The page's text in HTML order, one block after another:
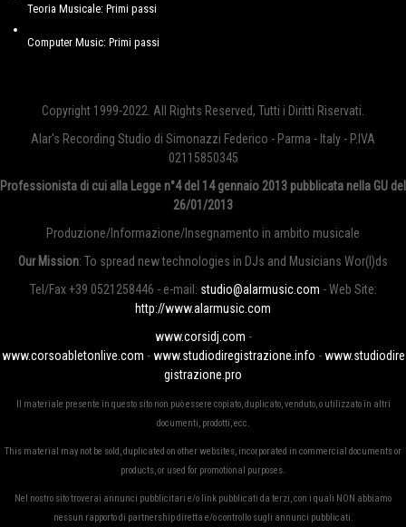
Teoria Musicale: Primi passi
Computer Music: Primi passi
Copyright 1999-2022. All Rights Reserved, Tutti i Diritti Riservati.
Alar's Recording Studio di Simonazzi Federico - Parma - Italy - P.IVA
02115850345
Professionista di cui alla Legge n°4 del 14 gennaio 2013 pubblicata nella GU del
26/01/2013
Produzione/Informazione/Insegnamento in ambito musicale
Our Mission: To spread new technologies in DJs and Musicians Wor(l)ds
Tel/Fax +39 0521258446 - e-mail: studio@alarmusic.com - Web Site:
http://www.alarmusic.com
www.corsidj.com -
www.corsoabletonlive.com -www.studiodiregistrazione.info -www.studiodire
gistrazione.pro
Il materiale presente in questo sito non può essere copiato, duplicato, venduto, o utilizzato in altri
documenti, prodotti, ecc.
This material may not be sold, duplicated on other websites, incorporated in commercial documents or
products, or used for promotional purposes.
Nel nostro sito troverai annunci pubblicitari e/o link pubblicati da terzi, con i quali NON abbiamo
nessun rapporto di partnership diretta e/o controllo sugli annunci pubblicati.